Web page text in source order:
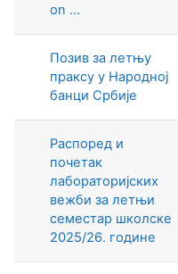
on ...
Позив за летњу
праксу у Народној
банци Србије
Распоред и
почетак
лабораторијских
вежби за летњи
семестар школске
2025/26. године